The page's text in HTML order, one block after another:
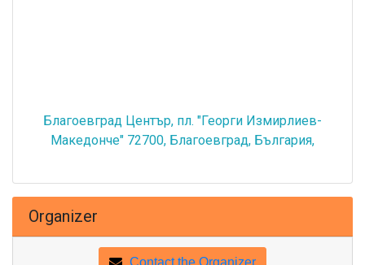
Благоевград Център, пл. "Георги Измирлиев-
Македонче" 72700, Благоевград, България,
Organizer